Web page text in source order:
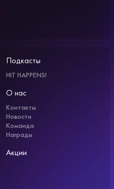
Подкасты
HIT HAPPENS!
О нас
Контакты
Новости
Команда
Награды
Акции